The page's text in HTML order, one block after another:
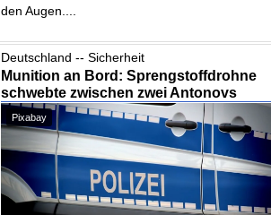
den Augen....
Deutschland -- Sicherheit
Munition an Bord: Sprengstoffdrohne
schwebte zwischen zwei Antonovs
Pixabay